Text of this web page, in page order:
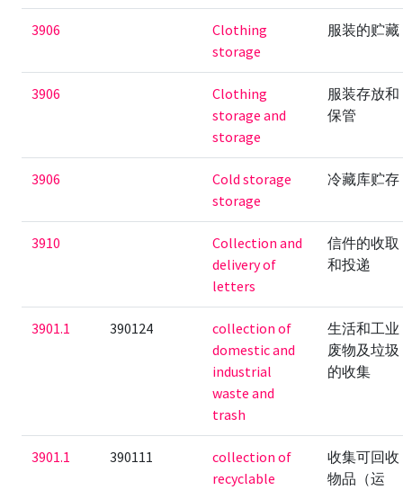
3906
Clothing
storage
服装的贮藏
3906
Clothing
storage and
storage
服装存放和
保管
3906
Cold storage
storage
冷藏库贮存
3910
Collection and
delivery of
letters
信件的收取
和投递
3901.1 390124
collection of
domestic and
industrial
waste and
trash
生活和工业
废物及垃圾
的收集
3901.1 390111
collection of
recyclable
收集可回收
物品（运